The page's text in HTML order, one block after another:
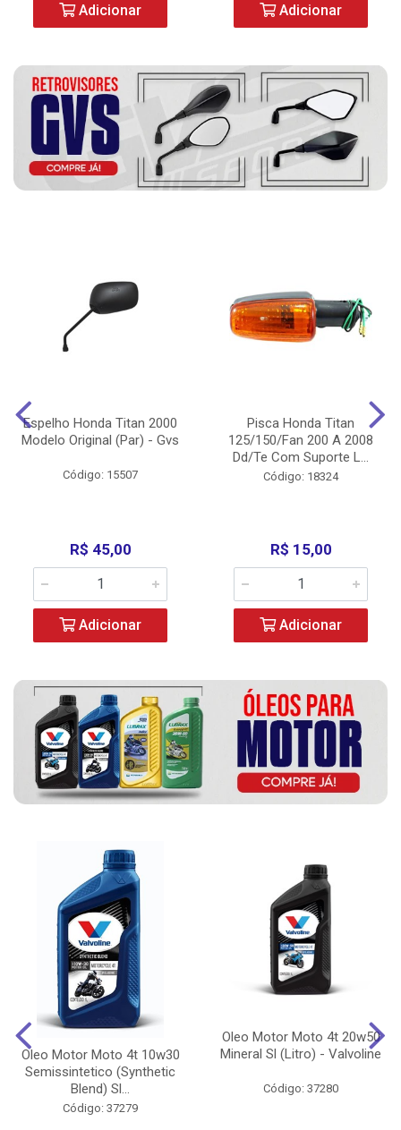
Adicionar Adicionar
Espelho Honda Titan 2000
Modelo Original (Par) - Gvs
Código: 15507
R$ 45,00
Adicionar
Pisca Honda Titan
125/150/Fan 200 A 2008
Dd/Te Com Suporte L...
Código: 18324
R$ 15,00
Adicionar
Oleo Motor Moto 4t 10w30
Semissintetico (Synthetic
Blend) Sl...
Código: 37279
Oleo Motor Moto 4t 20w50
Mineral Sl (Litro) - Valvoline
Código: 37280